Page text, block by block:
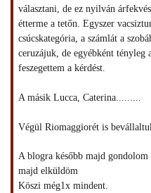
választani, de ez nyilván
étterme a tetőn. Egyszer
csúcskategória, a számlát a
ceruzájuk, de egyébként tényleg
feszegettem a kérdést.
A másik Lucca, Caterina.........
Végül Riomaggiorét is
A blogra később majd gondolom
majd elküldöm
Köszi még1x mindent.